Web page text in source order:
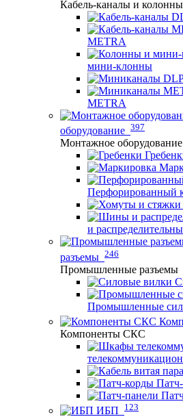
Кабель-каналы и колонны
METRA
мини-клонны
METRA
оборудование 397
Монтажное оборудование
Перфорированный
и
разъемы 246
Промышленные разъемы
Промышленные
Компоненты СКС
ИБП
123